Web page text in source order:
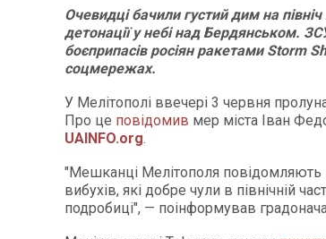
Очевидці бачили густий дим на
детонації у небі над Бердянськом.
боєприпасів росіян ракетами Storm
соцмережах.
У Мелітополі ввечері 3 червня
Про це повідомив мер міста Іван
UAINFO.org.
"Мешканці Мелітополя повідомляють
вибухів, які добре чули в північній
подробиці", — поінформував